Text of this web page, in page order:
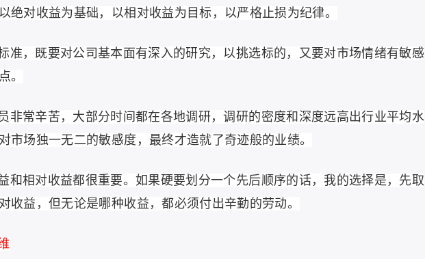
绝对收益为基础，以相对收益为目标，以严格止损为纪律。
准，既要对公司基本面有深入的研究，以挑选标的，又要对市场情绪有敏感
。
非常辛苦，大部分时间都在各地调研，调研的密度和深度远高出行业平均水
市场独一无二的敏感度，最终才造就了奇迹般的业绩。
和相对收益都很重要。如果硬要划分一个先后顺序的话，我的选择是，先取
收益，但无论是哪种收益，都必须付出辛勤的劳动。